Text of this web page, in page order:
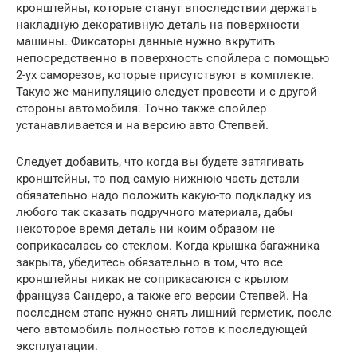
кронштейны, которые станут впоследствии держать
накладную декоративную деталь на поверхности
машины. Фиксаторы данные нужно вкрутить
непосредственно в поверхность спойлера с помощью
2-ух саморезов, которые присутствуют в комплекте.
Такую же манипуляцию следует провести и с другой
стороны автомобиля. Точно также спойлер
устанавливается и на версию авто Степвей.
Следует добавить, что когда вы будете затягивать
кронштейны, то под самую нижнюю часть детали
обязательно надо положить какую-то подкладку из
любого так сказать подручного материала, дабы
некоторое время деталь ни коим образом не
соприкасалась со стеклом. Когда крышка багажника
закрыта, убедитесь обязательно в том, что все
кронштейны никак не соприкасаются с крылом
француза Сандеро, а также его версии Степвей. На
последнем этапе нужно снять лишний герметик, после
чего автомобиль полностью готов к последующей
эксплуатации.